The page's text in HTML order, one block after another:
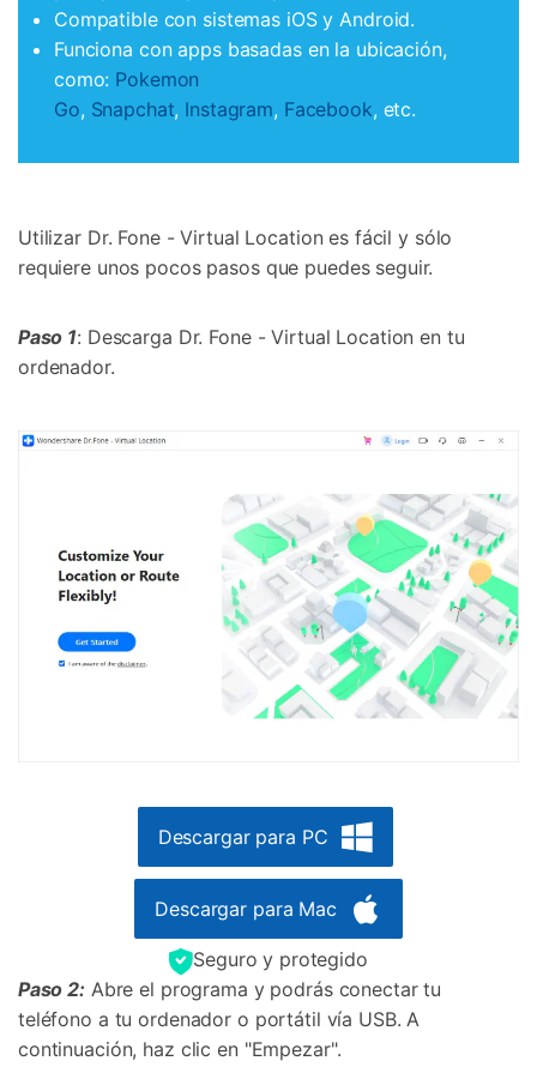
Compatible con sistemas iOS y Android.
Funciona con apps basadas en la ubicación,
como: Pokemon
Go, Snapchat, Instagram, Facebook, etc.
Utilizar Dr. Fone - Virtual Location es fácil y sólo
requiere unos pocos pasos que puedes seguir.
󠀰Paso 1: Descarga Dr. Fone - Virtual Location en tu
ordenador.󠀲󠀩󠀠󠀤󠀥󠀤󠀠󠀡󠀳
Descargar para PC
Descargar para Mac
Seguro y protegido
󠀰Paso 2: Abre el programa y podrás conectar tu
teléfono a tu ordenador o portátil vía USB. A
continuación, haz clic en "Empezar".